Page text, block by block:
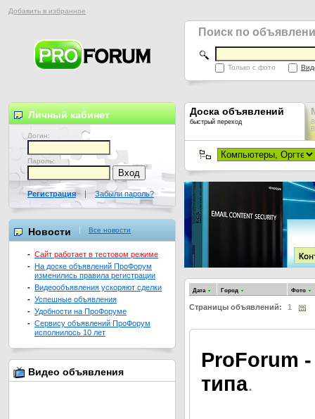
Добавить в избранное
Поиск по
Только с фото
Доска объявлений
быстрый переход
Дата Город Фото
Страницы объявлений: 1
ProForum
типа.
Личный кабинет
Логин:
Пароль:
Регистрация | Забыли пароль?
Новости Все новости
- Сайт работает в тестовом режиме
- На доске объявлений ПроФорум
изменились правила регистрации
- Видеообъявления ускоряют сделки
- Успешные объявления
- Удобности на ПроФоруме
- Сервису объявлений ПроФорум
исполнилось 10 лет
Видео объявления